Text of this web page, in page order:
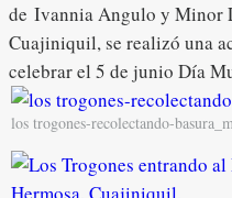
de Ivannia Angulo y Minor
Cuajiniquil, se realizó una
celebrar el 5 de junio Día
los trogones-recolectando-